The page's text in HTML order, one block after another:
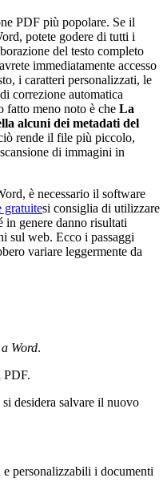
PDF più popolare. Se il
potete godere di tutti i
del testo completo
immediatamente accesso
i caratteri personalizzati, le
correzione automatica
fatto meno noto è che La
alcuni dei metadati del
rende il file più piccolo,
di immagini in
è necessario il software
gratuitesi consiglia di utilizzare
in genere danno risultati
sul web. Ecco i passaggi
variare leggermente da
Word.
PDF.
desidera salvare il nuovo
personalizzabili i documenti